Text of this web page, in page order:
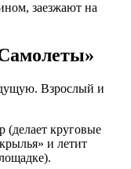
заезжают на
Взрослый и
(делает круговые
и летит